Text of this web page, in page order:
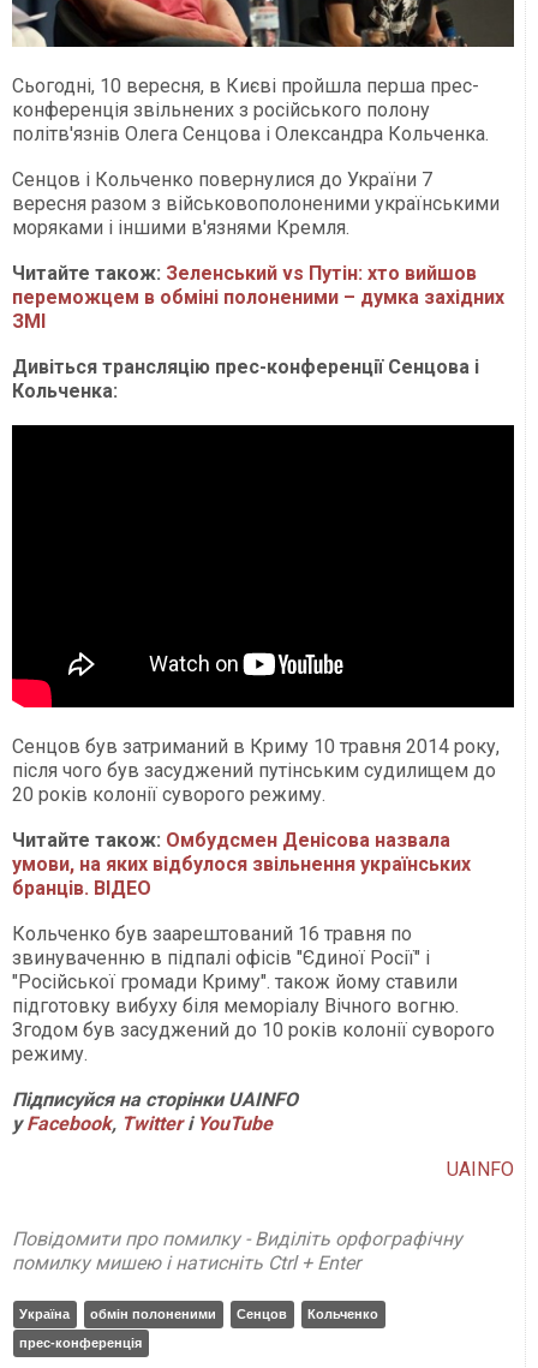
Сьогодні, 10 вересня, в Києві пройшла перша прес-
конференція звільнених з російського полону
політв'язнів Олега Сенцова і Олександра Кольченка.
Сенцов і Кольченко повернулися до України 7
вересня разом з військовополоненими українськими
моряками і іншими в'язнями Кремля.
Читайте також: Зеленський vs Путін: хто вийшов
переможцем в обміні полоненими – думка західних
ЗМІ
Дивіться трансляцію прес-конференції Сенцова і
Кольченка:
Сенцов був затриманий в Криму 10 травня 2014 року,
після чого був засуджений путінським судилищем до
20 років колонії суворого режиму.
Читайте також: Омбудсмен Денісова назвала
умови, на яких відбулося звільнення українських
бранців. ВІДЕО
Кольченко був заарештований 16 травня по
звинуваченню в підпалі офісів "Єдиної Росії" і
"Російської громади Криму". також йому ставили
підготовку вибуху біля меморіалу Вічного вогню.
Згодом був засуджений до 10 років колонії суворого
режиму.
Підписуйся на сторінки UAINFO
уFacebook, Twitter і YouTube
UAINFO
Повідомити про помилку - Виділіть орфографічну
помилку мишею і натисніть Ctrl + Enter
Україна обмін полоненими Сенцов
Кольченко
прес-конференція